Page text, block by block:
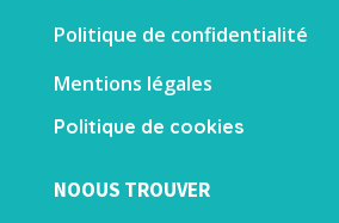
Politique de confidentialité
Mentions légales
Politique de cookies
NOOUS TROUVER